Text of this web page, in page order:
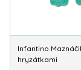
Infantino
hryzátkami